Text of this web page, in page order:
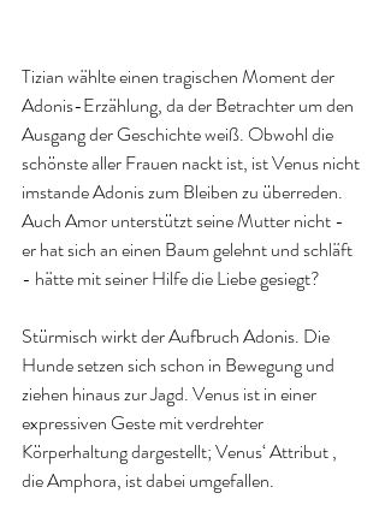
Tizian wählte einen tragischen Moment der
Adonis-Erzählung, da der Betrachter um den
Ausgang der Geschichte weiß. Obwohl die
schönste aller Frauen nackt ist, ist Venus nicht
imstande Adonis zum Bleiben zu überreden.
Auch Amor unterstützt seine Mutter nicht -
er hat sich an einen Baum gelehnt und schläft
- hätte mit seiner Hilfe die Liebe gesiegt?
Stürmisch wirkt der Aufbruch Adonis. Die
Hunde setzen sich schon in Bewegung und
ziehen hinaus zur Jagd. Venus ist in einer
expressiven Geste mit verdrehter
Körperhaltung dargestellt; Venus‘ Attribut ,
die Amphora, ist dabei umgefallen.